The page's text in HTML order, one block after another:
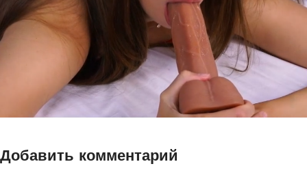
Добавить комментарий